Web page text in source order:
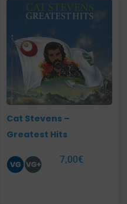
Cat Stevens –
Greatest Hits
7,00€